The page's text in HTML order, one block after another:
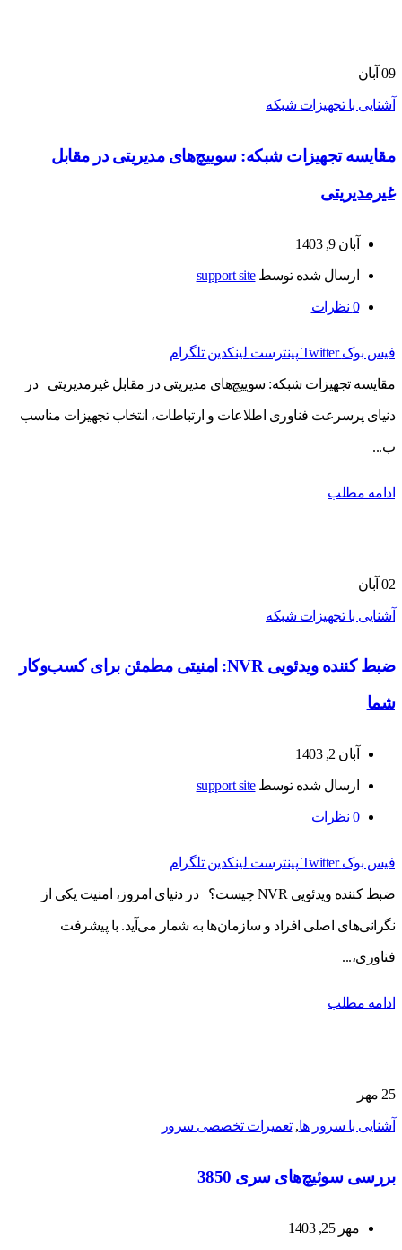
09 آبان
آشنایی با تجهیزات شبکه
مقایسه تجهیزات شبکه: سوییچ‌های مدیریتی در مقابل
غیرمدیریتی
آبان 9, 1403
ارسال شده توسطsupport site
0 نظرات
فیس بوک Twitter پینترست لینکدین تلگرام
مقایسه تجهیزات شبکه: سوییچ‌های مدیریتی در مقابل غیرمدیریتی در
دنیای پرسرعت فناوری اطلاعات و ارتباطات، انتخاب تجهیزات مناسب
ب...
ادامه مطلب
02 آبان
آشنایی با تجهیزات شبکه
ضبط کننده ویدئویی NVR: امنیتی مطمئن برای کسب‌وکار
شما
آبان 2, 1403
ارسال شده توسطsupport site
0 نظرات
فیس بوک Twitter پینترست لینکدین تلگرام
ضبط کننده ویدئویی NVR چیست؟ در دنیای امروز، امنیت یکی از
نگرانی‌های اصلی افراد و سازمان‌ها به شمار می‌آید. با پیشرفت
فناوری،...
ادامه مطلب
25 مهر
آشنایی با سرور ها,تعمیرات تخصصی سرور
بررسی سوئیچ‌های سری 3850
مهر 25, 1403